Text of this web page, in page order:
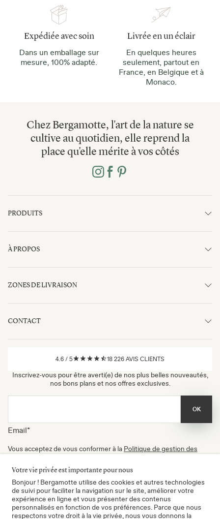
Expédiée avec soin
Dans un emballage sur
mesure, 100% adapté.
Livrée en un éclair
En quelques heures
seulement, partout en
France, en Belgique et à
Monaco.
Chez Bergamotte, l'art de la nature se
cultive au quotidien, elle reprend la
place qu'elle mérite à vos côtés
PRODUITS
À PROPOS
ZONES DE LIVRAISON
CONTACT
4.6 / 5 18 226 AVIS CLIENTS
Inscrivez-vous pour être averti(e) de nos plus belles nouveautés,
nos bons plans et nos offres exclusives.
Email*
OK
Vous acceptez de vous conformer à la Politique de gestion des
newsletters. Vous pouvez vous désinscrire à tout moment.
Certifié B Corp
Votre vie privée est importante pour nous
Bonjour ! Bergamotte utilise des cookies et autres technologies
de suivi pour faciliter la navigation sur le site, améliorer votre
expérience en ligne et vous présenter des contenus
personnalisés en fonction de vos préférences. Parce que nous
respectons votre droit à la vie privée, nous vous donnons la